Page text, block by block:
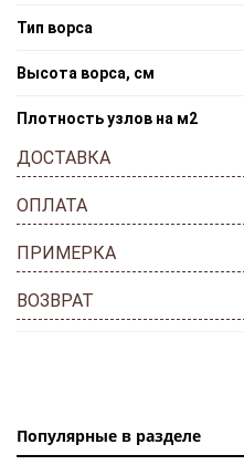
Тип ворса
Высота ворса, см
Плотность узлов на м2
ДОСТАВКА
ОПЛАТА
ПРИМЕРКА
ВОЗВРАТ
Популярные в разделе